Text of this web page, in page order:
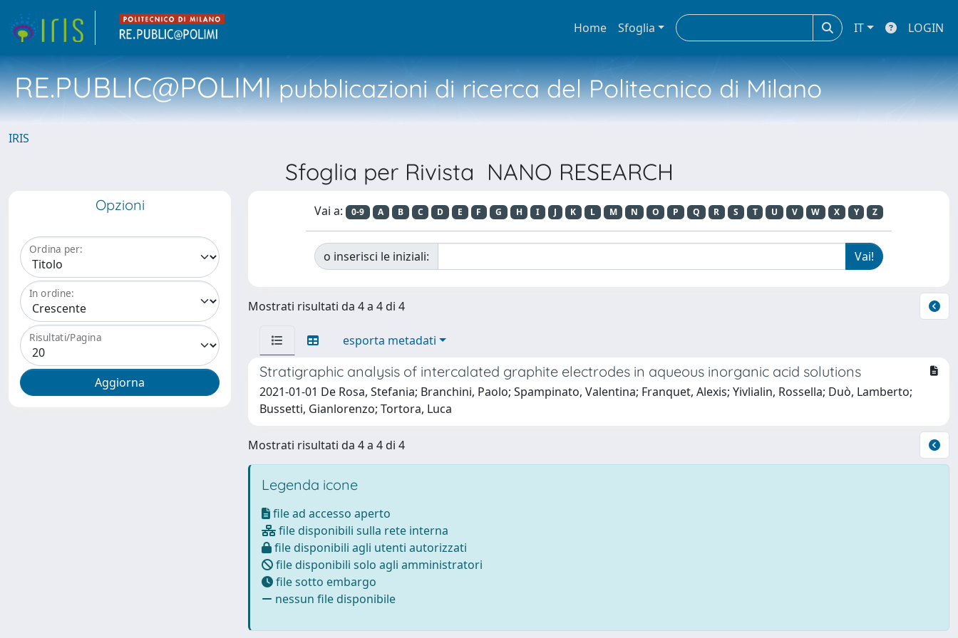
Home Sfoglia IT LOGIN
RE.PUBLIC@POLIMIpubblicazioni di ricerca del Politecnico di Milano
IRIS
Sfoglia per Rivista NANO RESEARCH
Opzioni
Ordina per:
In ordine:
Risultati/Pagina
Vai a: 0-9 A B C D E F G H I J K L M N O P Q R S T U V W X Y Z
o inserisci le iniziali:
Mostrati risultati da 4 a 4 di 4
esporta metadati
Stratigraphic analysis of intercalated graphite electrodes in aqueous inorganic acid solutions
2021-01-01 De Rosa, Stefania; Branchini, Paolo; Spampinato, Valentina; Franquet, Alexis; Yivlialin, Rossella; Duò, Lamberto;
Bussetti, Gianlorenzo; Tortora, Luca
Mostrati risultati da 4 a 4 di 4
Legenda icone
file ad accesso aperto
file disponibili sulla rete interna
file disponibili agli utenti autorizzati
file disponibili solo agli amministratori
file sotto embargo
nessun file disponibile